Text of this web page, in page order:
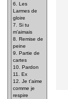
6. Les
Larmes de
gloire
7. Si tu
m'aimais
8. Remise de
peine
9. Partie de
cartes
10. Pardon
11. Ex
12. Je t'aime
comme je
respire